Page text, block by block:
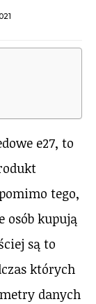
e27, to
tego,
osób kupują
są to
których
danych